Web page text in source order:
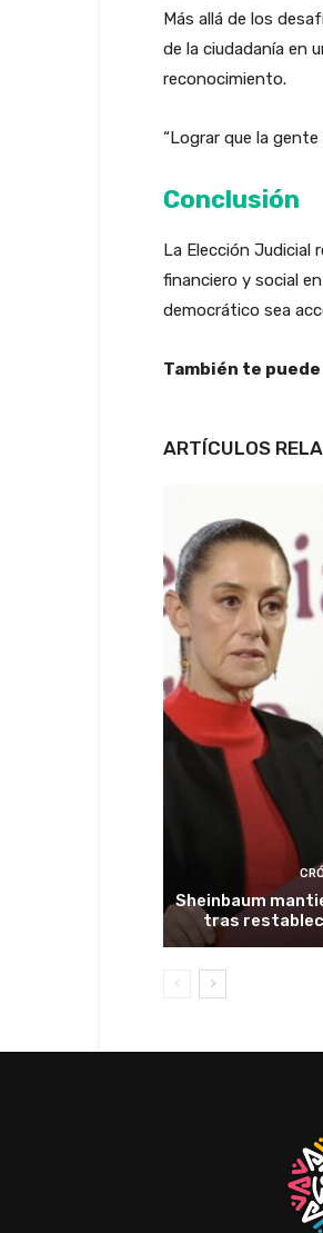
Más allá de los
de la ciudadanía en
reconocimiento.
“Lograr que la
Conclusión
La Elección Judicial
financiero y social
democrático sea
También te
ARTÍCULOS
Sheinbaum
tras